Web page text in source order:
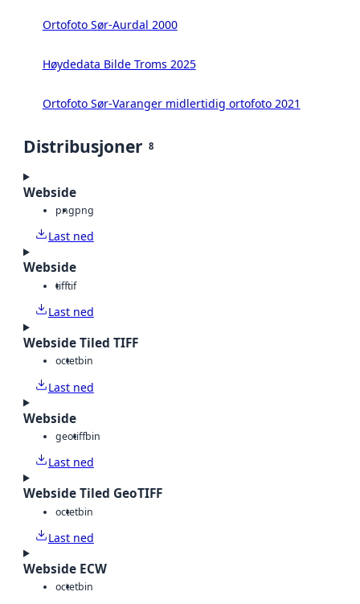
Ortofoto Sør-Aurdal 2000
Høydedata Bilde Troms 2025
Ortofoto Sør-Varanger midlertidig ortofoto 2021
Distribusjoner 8
Webside
pngpng
Last ned
Webside
tifftif
Last ned
Webside Tiled TIFF
octetbin
Last ned
Webside
geotiffbin
Last ned
Webside Tiled GeoTIFF
octetbin
Last ned
Webside ECW
octetbin